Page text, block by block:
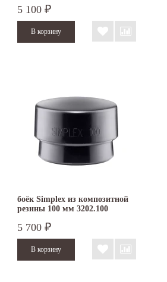
5 100 ₽
боёк Simplex из композитной
резины 100 мм 3202.100
5 700 ₽